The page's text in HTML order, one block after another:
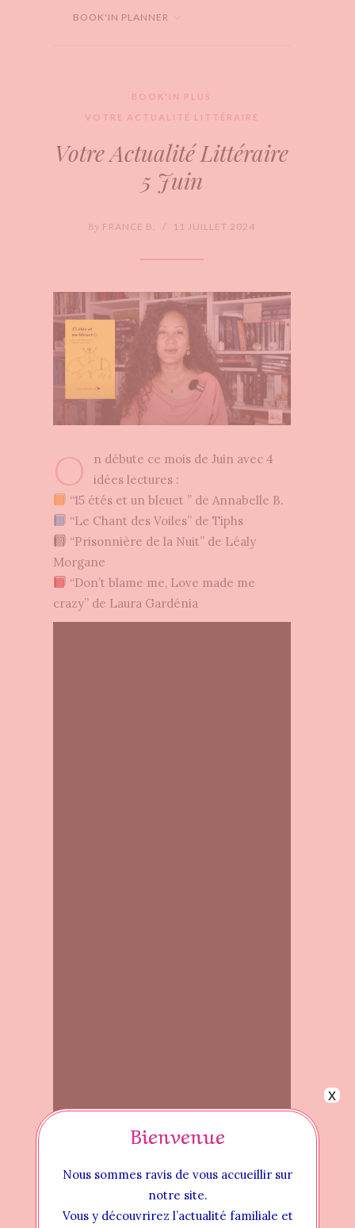
BOOK'IN PLANNER
BOOK'IN PLUS
VOTRE ACTUALITÉ LITTÉRAIRE
Votre Actualité Littéraire
5 Juin
By FRANCE B. / 11 JUILLET 2024
O
n débute ce mois de Juin avec 4
idées lectures :
“15 étés et un bleuet ” de Annabelle B.
“Le Chant des Voiles” de Tiphs
“Prisonnière de la Nuit” de Léaly
Morgane
“Don’t blame me, Love made me
crazy” de Laura Gardénia
Vₒₜᵣₑ Acₜᵤaₗᵢₜₑ́ Lᵢₜₜₑ́ᵣaᵢᵣₑ une création Book’In
Bienvenue
Nous sommes ravis de vous accueillir sur
notre site.
Vous y découvrirez l’actualité familiale et
x